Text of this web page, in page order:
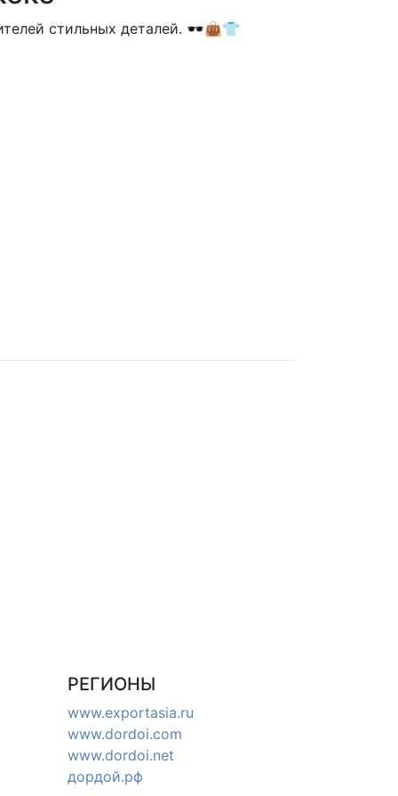
стильных деталей. 🕶️👜👕
РЕГИОНЫ
www.exportasia.ru
www.dordoi.com
www.dordoi.net
дордой.рф